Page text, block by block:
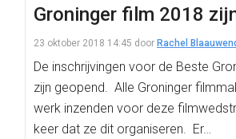
Groninger film 2018
23 oktober 2018 14:45 door Rachel
De inschrijvingen voor de Beste
zijn geopend. Alle Groninger
werk inzenden voor deze
keer dat ze dit organiseren. Er…